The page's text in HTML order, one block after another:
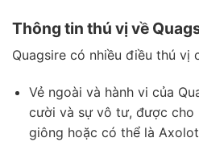
Thông tin thú vị về
Quagsire có nhiều điều thú vị
Vẻ ngoài và hành vi của
cười và sự vô tư, được cho
giông hoặc có thể là